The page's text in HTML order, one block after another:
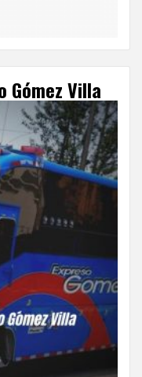
Gómez Villa